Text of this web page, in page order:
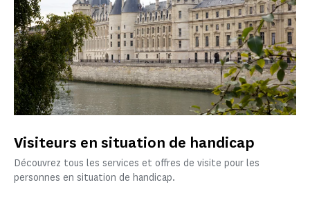
Visiteurs en situation de handicap
Découvrez tous les services et offres de visite pour les
personnes en situation de handicap.